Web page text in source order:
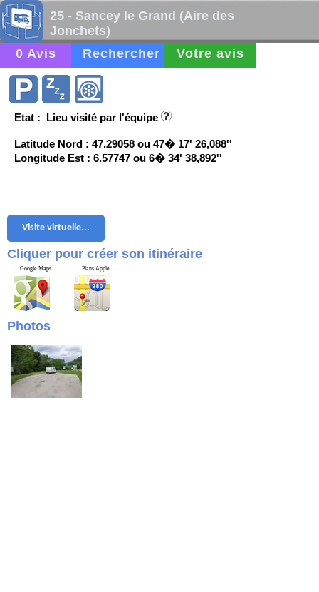
25 - Sancey le Grand (Aire des
Jonchets)
0 Avis
Rechercher Votre avis
Etat : Lieu visité par l'équipe
Latitude Nord : 47.29058 ou 47� 17' 26,088''
Longitude Est : 6.57747 ou 6� 34' 38,892''
Visite virtuelle...
Cliquer pour créer son itinéraire
Google Maps Plans Apple
Photos